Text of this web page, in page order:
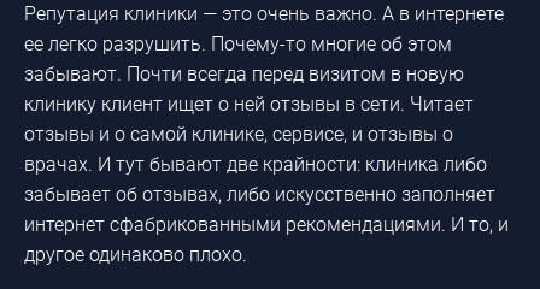
Репутация клиники — это очень важно. А в интернете
ее легко разрушить. Почему-то многие об этом
забывают. Почти всегда перед визитом в новую
клинику клиент ищет о ней отзывы в сети. Читает
отзывы и о самой клинике, сервисе, и отзывы о
врачах. И тут бывают две крайности: клиника либо
забывает об отзывах, либо искусственно заполняет
интернет сфабрикованными рекомендациями. И то, и
другое одинаково плохо.